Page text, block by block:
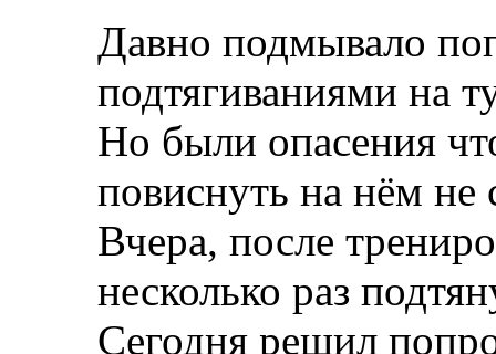
Давно подмывало
подтягиваниями на
Но были опасения
повиснуть на нём не
Вчера, после
несколько раз
Сегодня решил